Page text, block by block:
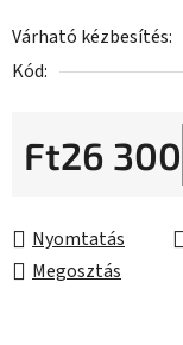
Várható kézbesítés:
Kód:
Ft26 300
Nyomtatás
Megosztás